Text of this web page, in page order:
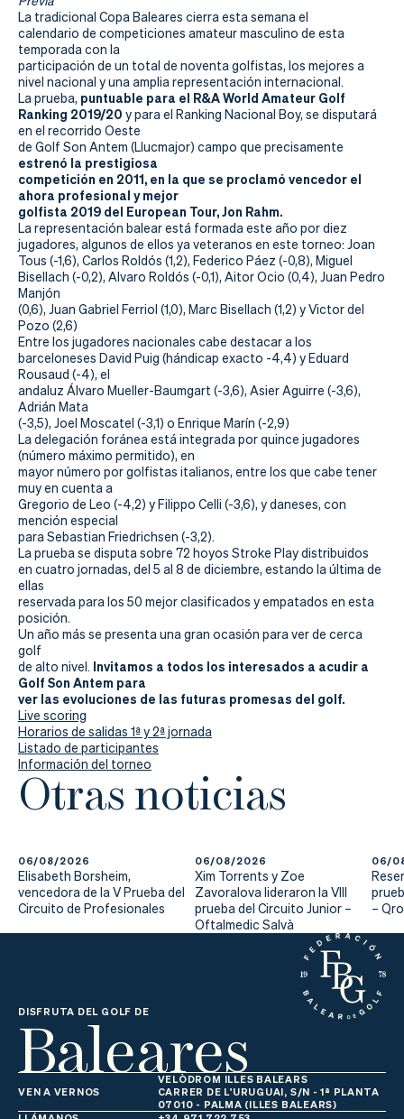
La tradicional Copa Baleares cierra esta semana el
calendario de competiciones amateur masculino de esta
temporada con la
participación de un total de noventa golfistas, los mejores a
nivel nacional y una amplia representación internacional.
La prueba, puntuable para el R&A World Amateur Golf
Ranking 2019/20 y para el Ranking Nacional Boy, se disputará
en el recorrido Oeste
de Golf Son Antem (Llucmajor) campo que precisamente
estrenó la prestigiosa
competición en 2011, en la que se proclamó vencedor el
ahora profesional y mejor
golfista 2019 del European Tour, Jon Rahm.
La representación balear está formada este año por diez
jugadores, algunos de ellos ya veteranos en este torneo: Joan
Tous (-1,6), Carlos Roldós (1,2), Federico Páez (-0,8), Miguel
Bisellach (-0,2), Alvaro Roldós (-0,1), Aitor Ocio (0,4), Juan Pedro
Manjón
(0,6), Juan Gabriel Ferriol (1,0), Marc Bisellach (1,2) y Victor del
Pozo (2,6)
Entre los jugadores nacionales cabe destacar a los
barceloneses David Puig (hándicap exacto -4,4) y Eduard
Rousaud (-4), el
andaluz Álvaro Mueller-Baumgart (-3,6), Asier Aguirre (-3,6),
Adrián Mata
(-3,5), Joel Moscatel (-3,1) o Enrique Marín (-2,9)
La delegación foránea está integrada por quince jugadores
(número máximo permitido), en
mayor número por golfistas italianos, entre los que cabe tener
muy en cuenta a
Gregorio de Leo (-4,2) y Filippo Celli (-3,6), y daneses, con
mención especial
para Sebastian Friedrichsen (-3,2).
La prueba se disputa sobre 72 hoyos Stroke Play distribuidos
en cuatro jornadas, del 5 al 8 de diciembre, estando la última de
ellas
reservada para los 50 mejor clasificados y empatados en esta
posición.
Un año más se presenta una gran ocasión para ver de cerca
golf
de alto nivel. Invitamos a todos los interesados a acudir a
Golf Son Antem para
ver las evoluciones de las futuras promesas del golf.
Live scoring
Horarios de salidas 1ª y 2ª jornada
Listado de participantes
Información del torneo
Otras noticias
06/08/2026
Elisabeth Borsheim,
vencedora de la V Prueba del
Circuito de Profesionales
06/08/2026
Xim Torrents y Zoe
Zavoralova lideraron la VIII
prueba del Circuito Junior –
Oftalmedic Salvà
06/
–
DISFRUTA DEL GOLF DE
Baleares
VEN A VERNOS
VELÒDROM ILLES BALEARS
CARRER DE L'URUGUAI, S/N - 1ª PLANTA
07010 - PALMA (ILLES BALEARS)